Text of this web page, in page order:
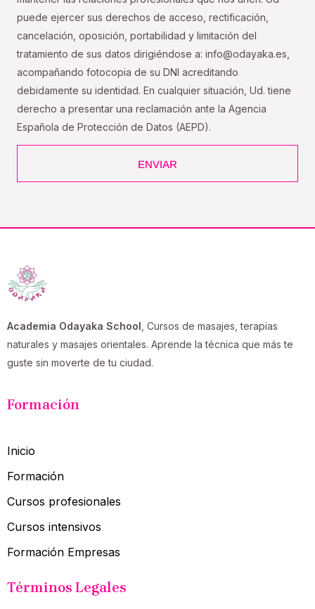
puede ejercer sus derechos de acceso, rectificación,
cancelación, oposición, portabilidad y limitación del
tratamiento de sus datos dirigiéndose a: info@odayaka.es,
acompañando fotocopia de su DNI acreditando
debidamente su identidad. En cualquier situación, Ud. tiene
derecho a presentar una reclamación ante la Agencia
Española de Protección de Datos (AEPD).
ENVIAR
Academia Odayaka School , Cursos de masajes, terapias
naturales y masajes orientales. Aprende la técnica que más te
guste sin moverte de tu ciudad.
Formación
Inicio
Formación
Cursos profesionales
Cursos intensivos
Formación Empresas
Términos Legales